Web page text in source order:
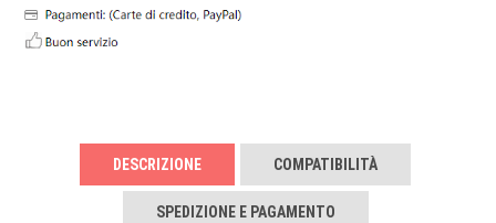
DESCRIZIONE COMPATIBILITÀ
SPEDIZIONE E PAGAMENTO